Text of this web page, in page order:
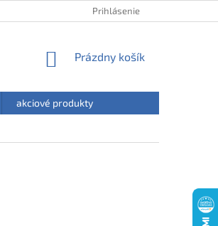
HODNOTENIE OBCHODU
Prihlásenie
NÁKUPNÝ
Prázdny košík
akciové produkty